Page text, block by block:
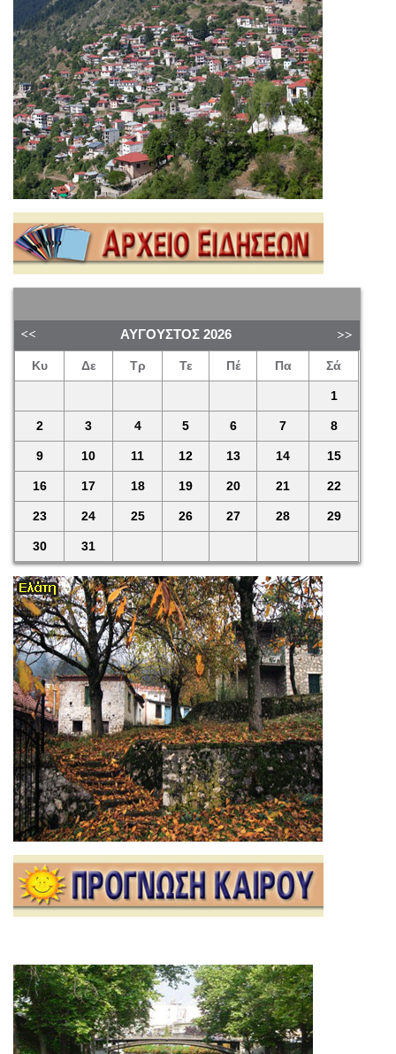
ΑΎΓΟΥΣΤΟΣ 2026
Κυ Δε Τρ Τε Πέ Πα Σά
1
2 3 4 5 6 7 8
9 10 11 12 13 14 15
16 17 18 19 20 21 22
23 24 25 26 27 28 29
30 31